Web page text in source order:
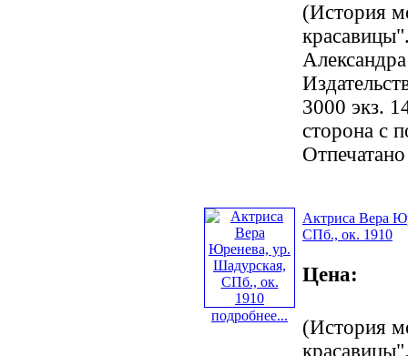
(История
3000 экз.
сторона с
подробнее...
Актриса Вера
СПб., ок. 1910
Цена:
(История